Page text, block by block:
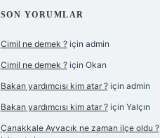
SON YORUMLAR
Cimil ne demek ?için admin
Cimil ne demek ?için Okan
Bakan yardımcısı kim atar ?için admin
Bakan yardımcısı kim atar ?için Yalçın
Çanakkale Ayvacık ne zaman ilçe oldu ?